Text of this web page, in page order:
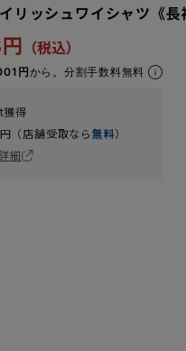
リッシュワイシャツ《長
円から。分割手数料無料
獲得
円（店舗受取なら無料）
細